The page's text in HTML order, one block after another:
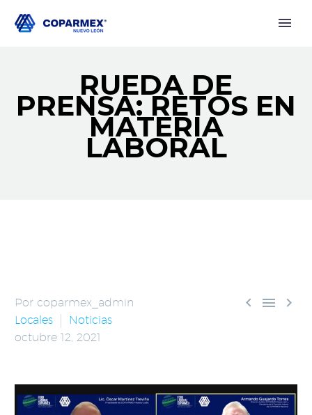
RUEDA DE
PRENSA: RETOS EN
MATERIA
LABORAL
  
Por coparmex_admin
Locales
Noticias
octubre 12, 2021